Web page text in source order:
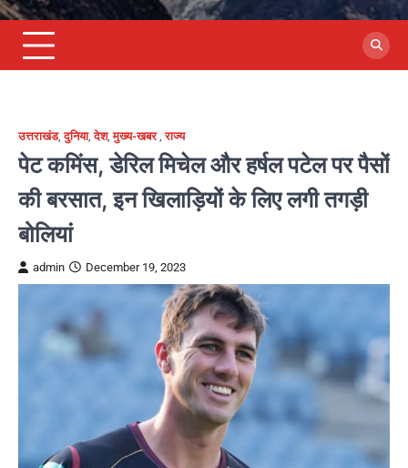
उत्तराखंड,दुनिया,देश,मुख्य-खबर,राज्य
पेट कमिंस, डेरिल मिचेल और हर्षल पटेल पर पैसों
की बरसात, इन खिलाड़ियों के लिए लगी तगड़ी
बोलियां
admin December 19, 2023